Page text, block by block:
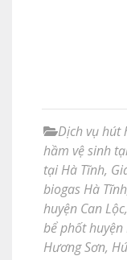
Dịch vụ hút
hầm vệ sinh
tại Hà Tĩnh,
biogas Hà Tĩnh
huyện Can Lộc,
bể phốt huyện
Hương Sơn,